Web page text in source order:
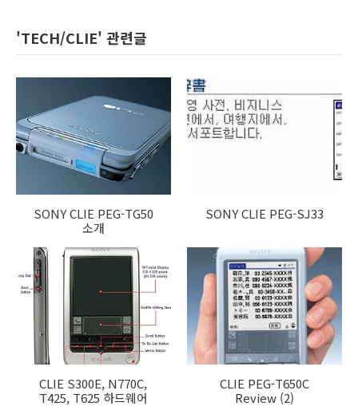
'TECH/CLIE' 관련글
SONY CLIE PEG-TG50
소개
SONY CLIE PEG-SJ33
CLIE S300E, N770C,
T425, T625 하드웨어
CLIE PEG-T650C
Review (2)